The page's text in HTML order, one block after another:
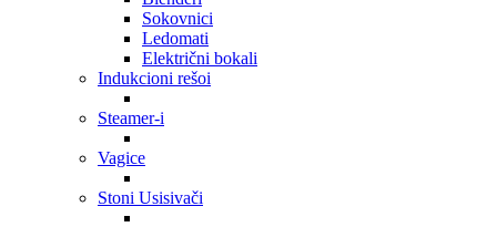
Sokovnici
Ledomati
Električni bokali
Indukcioni rešoi
Steamer-i
Vagice
Stoni Usisivači